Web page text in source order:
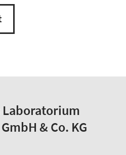
& Co. KG